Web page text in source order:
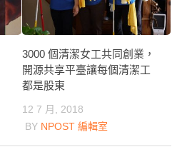
3000 個清潔女工共同創業，
開源共享平臺讓每個清潔工
都是股東
12 7 月, 2018
BY NPOST 編輯室